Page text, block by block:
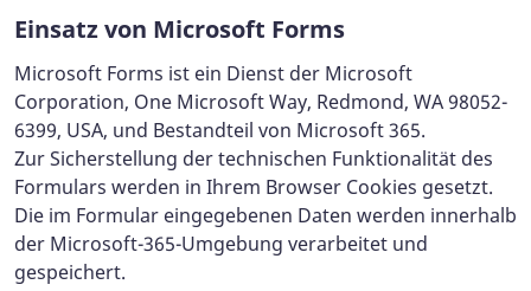
Einsatz von Microsoft Forms
Microsoft Forms ist ein Dienst der Microsoft
Corporation, One Microsoft Way, Redmond, WA 98052-
6399, USA, und Bestandteil von Microsoft 365.
Zur Sicherstellung der technischen Funktionalität des
Formulars werden in Ihrem Browser Cookies gesetzt.
Die im Formular eingegebenen Daten werden innerhalb
der Microsoft-365-Umgebung verarbeitet und
gespeichert.